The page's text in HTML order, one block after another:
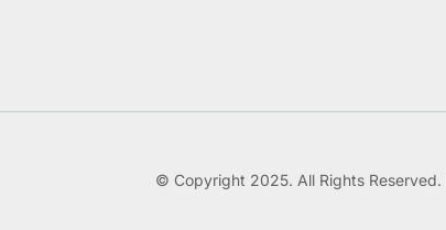
© Copyright 2025. All Rights Reserved.